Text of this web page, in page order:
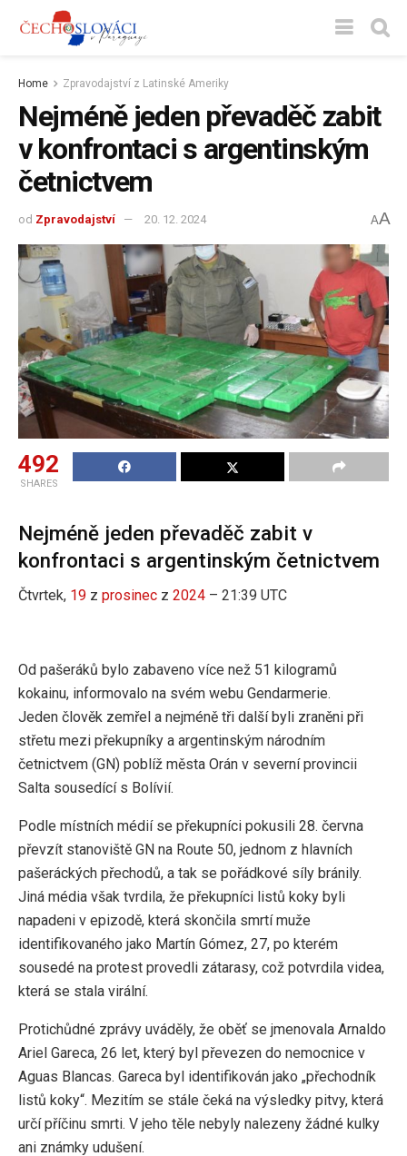
Home Zpravodajství z Latinské Ameriky
Nejméně jeden převaděč zabit
v konfrontaci s argentinským
četnictvem
od Zpravodajství 20. 12. 2024 AA
492
SHARES
Nejméně jeden převaděč zabit v
konfrontaci s argentinským četnictvem
Čtvrtek, 19 z prosinec z 2024 – 21:39 UTC
Od pašeráků bylo zabaveno více než 51 kilogramů
kokainu, informovalo na svém webu Gendarmerie.
Jeden člověk zemřel a nejméně tři další byli zraněni při
střetu mezi překupníky a argentinským národním
četnictvem (GN) poblíž města Orán v severní provincii
Salta sousedící s Bolívií.
Podle místních médií se překupníci pokusili 28. června
převzít stanoviště GN na Route 50, jednom z hlavních
pašeráckých přechodů, a tak se pořádkové síly bránily.
Jiná média však tvrdila, že překupníci listů koky byli
napadeni v epizodě, která skončila smrtí muže
identifikovaného jako Martín Gómez, 27, po kterém
sousedé na protest provedli zátarasy, což potvrdila videa,
která se stala virální.
Protichůdné zprávy uváděly, že oběť se jmenovala Arnaldo
Ariel Gareca, 26 let, který byl převezen do nemocnice v
Aguas Blancas. Gareca byl identifikován jako „přechodník
listů koky“. Mezitím se stále čeká na výsledky pitvy, která
určí příčinu smrti. V jeho těle nebyly nalezeny žádné kulky
ani známky udušení.